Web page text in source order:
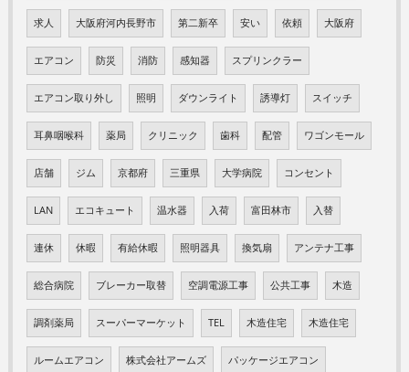
求人 大阪府河内長野市 第二新卒 安い 依頼 大阪府
エアコン 防災 消防 感知器 スプリンクラー
エアコン取り外し 照明 ダウンライト 誘導灯 スイッチ
耳鼻咽喉科 薬局 クリニック 歯科 配管 ワゴンモール
店舗 ジム 京都府 三重県 大学病院 コンセント
LAN エコキュート 温水器 入荷 富田林市 入替
連休 休暇 有給休暇 照明器具 換気扇 アンテナ工事
総合病院 ブレーカー取替 空調電源工事 公共工事 木造
調剤薬局 スーパーマーケット TEL 木造住宅 木造住宅
ルームエアコン 株式会社アームズ パッケージエアコン